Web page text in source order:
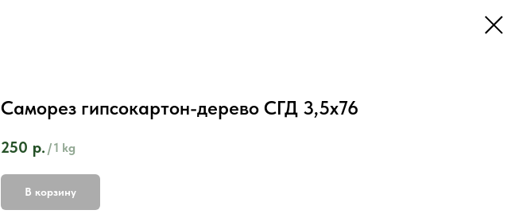
Саморез гипсокартон-дерево СГД 3,5х76
250 р. /1 kg
В корзину